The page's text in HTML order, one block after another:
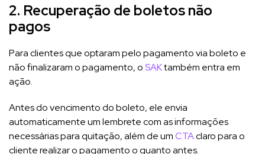
2. Recuperação de boletos não
pagos
Para clientes que optaram pelo pagamento via boleto e
não finalizaram o pagamento, oSAKtambém entra em
ação.
Antes do vencimento do boleto, ele envia
automaticamente um lembrete com as informações
necessárias para quitação, além de umCTAclaro para o
cliente realizar o pagamento o quanto antes.